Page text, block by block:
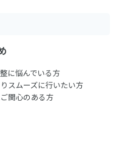
に悩んでいる方
スムーズに行いたい方
関心のある方